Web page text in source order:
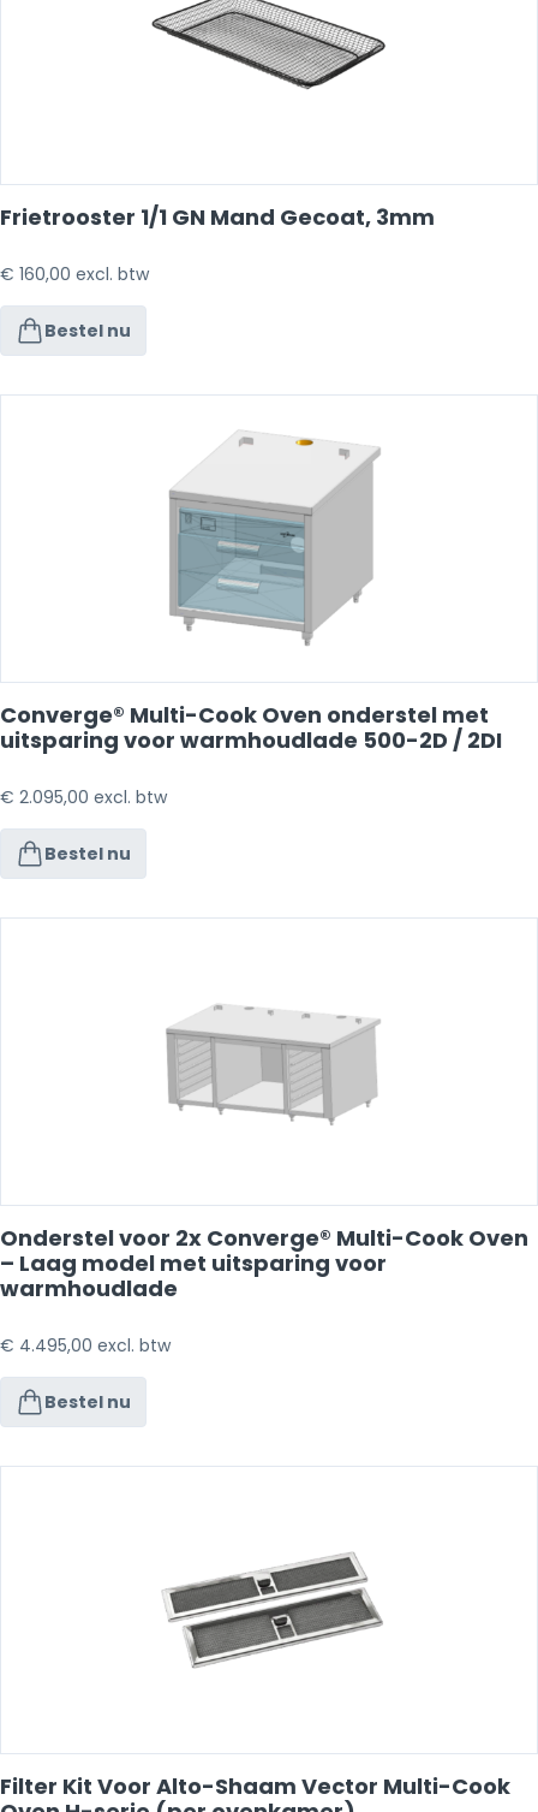
Frietrooster 1/1 GN Mand Gecoat, 3mm
€ 160,00 excl. btw
Bestel nu
Converge® Multi-Cook Oven onderstel met
uitsparing voor warmhoudlade 500-2D / 2DI
€ 2.095,00 excl. btw
Bestel nu
Onderstel voor 2x Converge® Multi-Cook Oven
– Laag model met uitsparing voor
warmhoudlade
€ 4.495,00 excl. btw
Bestel nu
Filter Kit Voor Alto-Shaam Vector Multi-Cook